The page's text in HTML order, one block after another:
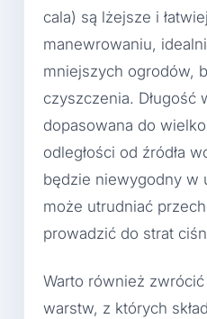
cala) są lżejsze i
manewrowaniu,
mniejszych ogrodów,
czyszczenia. Długość
dopasowana do
odległości od źródła
będzie niewygodny w
może utrudniać
prowadzić do strat
Warto również
warstw, z których